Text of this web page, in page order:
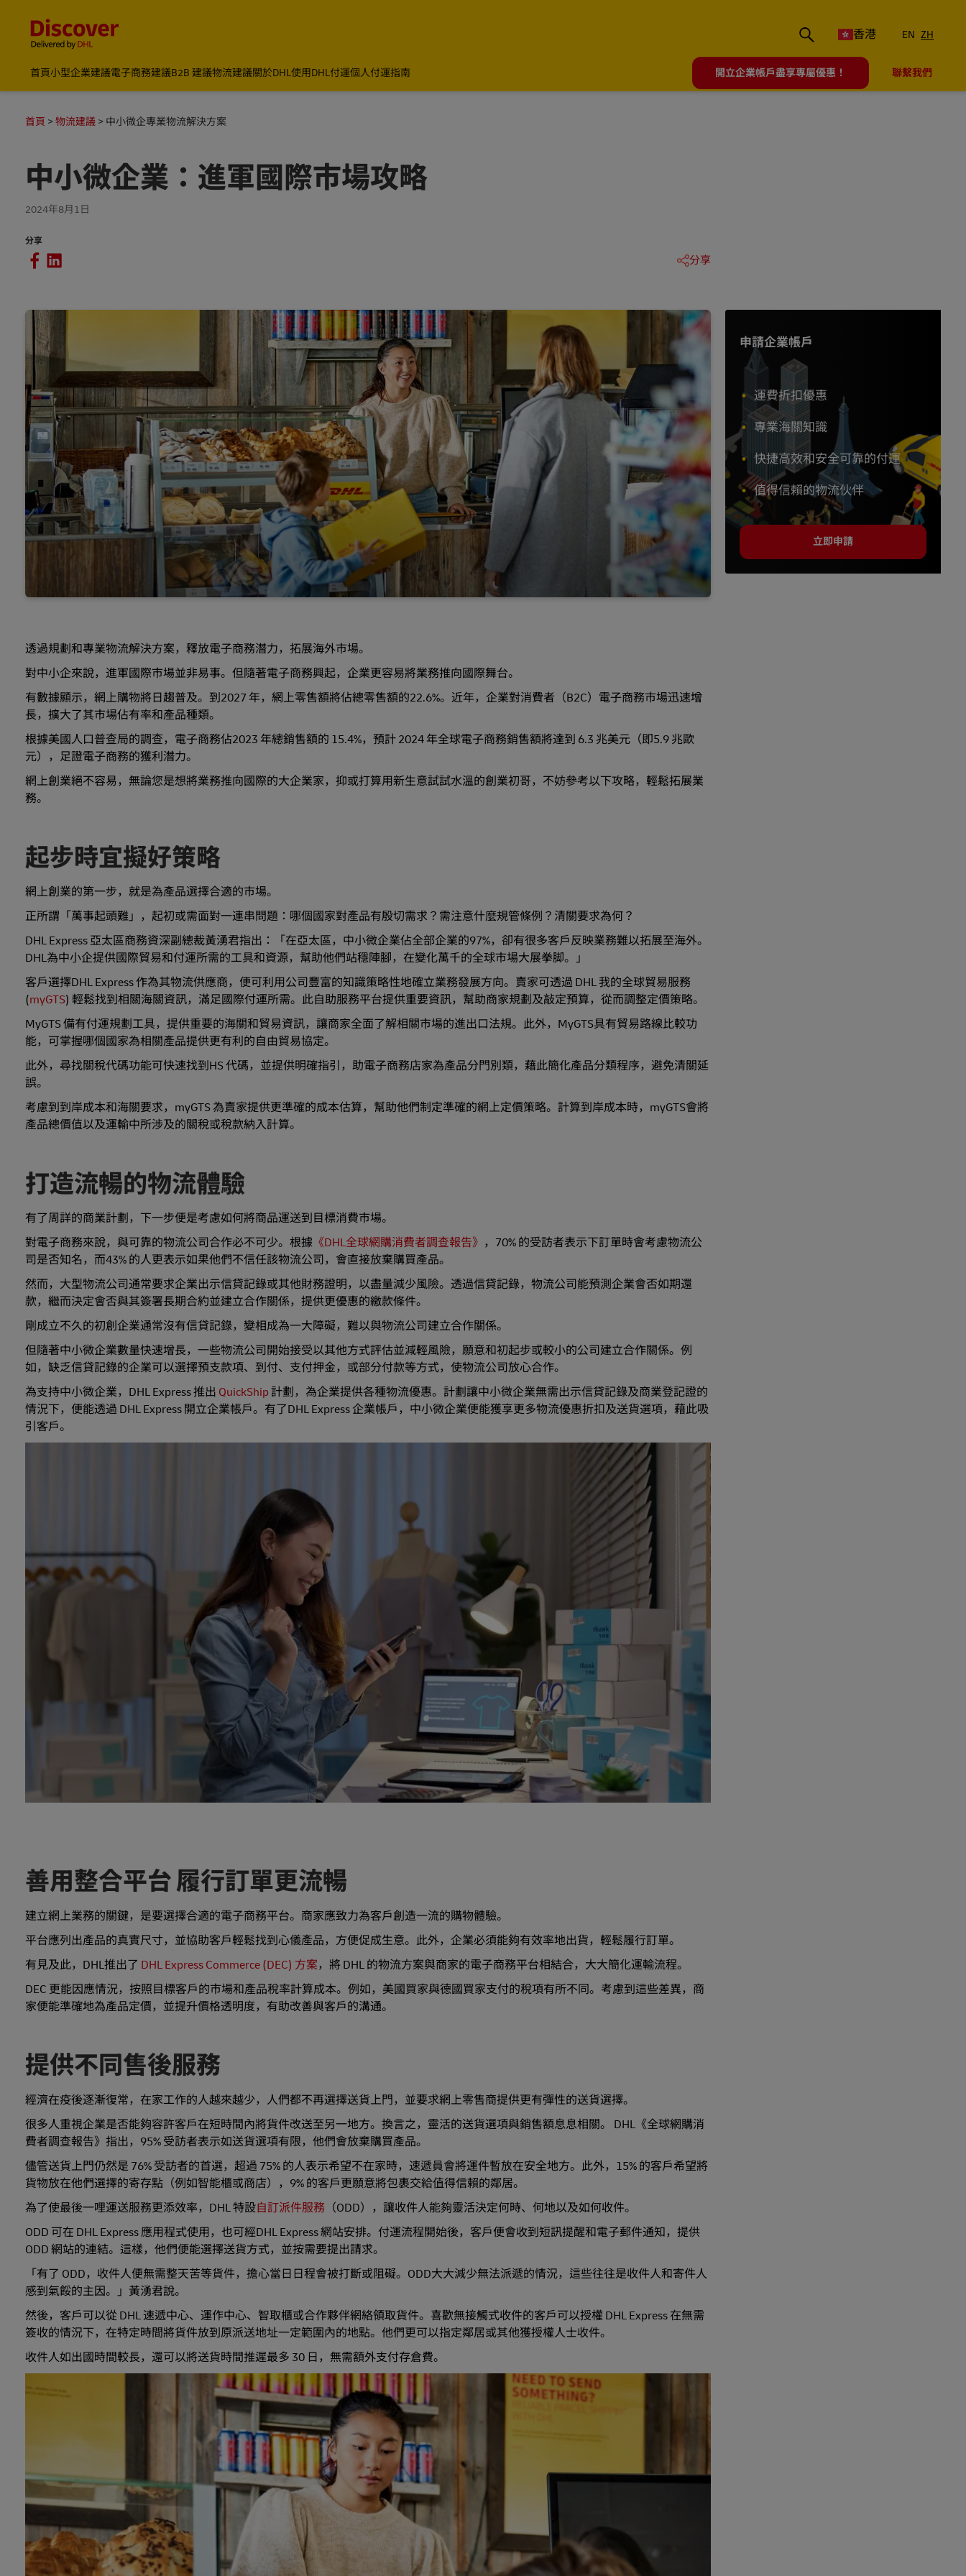
香港
EN ZH
首頁小型企業建議電子商務建議B2B 建議物流建議關於DHL使用DHL付運個人付運指南 開立企業帳戶盡享專屬優惠！ 聯繫我們
首頁 物流建議 中小微企專業物流解決方案
中小微企業：進軍國際市場攻略
2024年8月1日
分享
分享
透過規劃和專業物流解決方案，釋放電子商務潛力，拓展海外市場。
對中小企來說，進軍國際市場並非易事。但隨著電子商務興起，企業更容易將業務推向國際舞台。
有數據顯示，網上購物將日趨普及。到2027 年，網上零售額將佔總零售額的22.6%。近年，企業對消費者（B2C）電子商務市場迅速增
長，擴大了其市場佔有率和產品種類。
根據美國人口普查局的調查，電子商務佔2023 年總銷售額的 15.4%，預計 2024 年全球電子商務銷售額將達到 6.3 兆美元（即5.9 兆歐
元），足證電子商務的獲利潛力。
網上創業絕不容易，無論您是想將業務推向國際的大企業家，抑或打算用新生意試試水溫的創業初哥，不妨參考以下攻略，輕鬆拓展業
務。
起步時宜擬好策略
網上創業的第一步，就是為產品選擇合適的市場。
正所謂「萬事起頭難」，起初或需面對一連串問題：哪個國家對產品有殷切需求？需注意什麼規管條例？清關要求為何？
DHL Express 亞太區商務資深副總裁黃湧君指出：「在亞太區，中小微企業佔全部企業的97%，卻有很多客戶反映業務難以拓展至海外。
DHL為中小企提供國際貿易和付運所需的工具和資源，幫助他們站穩陣腳，在變化萬千的全球市場大展拳脚。」
客戶選擇DHL Express 作為其物流供應商，便可利用公司豐富的知識策略性地確立業務發展方向。賣家可透過 DHL 我的全球貿易服務
(myGTS) 輕鬆找到相關海關資訊，滿足國際付運所需。此自助服務平台提供重要資訊，幫助商家規劃及敲定預算，從而調整定價策略。
MyGTS 備有付運規劃工具，提供重要的海關和貿易資訊，讓商家全面了解相關市場的進出口法規。此外，MyGTS具有貿易路線比較功
能，可掌握哪個國家為相關產品提供更有利的自由貿易協定。
此外，尋找關稅代碼功能可快速找到HS 代碼，並提供明確指引，助電子商務店家為產品分門別類，藉此簡化產品分類程序，避免清關延
誤。
考慮到到岸成本和海關要求，myGTS 為賣家提供更準確的成本估算，幫助他們制定準確的網上定價策略。計算到岸成本時，myGTS會將
產品總價值以及運輸中所涉及的關稅或稅款納入計算。
打造流暢的物流體驗
有了周詳的商業計劃，下一步便是考慮如何將商品運送到目標消費市場。
對電子商務來說，與可靠的物流公司合作必不可少。根據 《DHL全球網購消費者調查報告》 ，70% 的受訪者表示下訂單時會考慮物流公
司是否知名，而43% 的人更表示如果他們不信任該物流公司，會直接放棄購買產品。
然而，大型物流公司通常要求企業出示信貸記錄或其他財務證明，以盡量減少風險。透過信貸記錄，物流公司能預測企業會否如期還
款，繼而決定會否與其簽署長期合約並建立合作關係，提供更優惠的繳款條件。
剛成立不久的初創企業通常沒有信貸記錄，變相成為一大障礙，難以與物流公司建立合作關係。
但隨著中小微企業數量快速增長，一些物流公司開始接受以其他方式評估並減輕風險，願意和初起步或較小的公司建立合作關係。例
如，缺乏信貸記錄的企業可以選擇預支款項、到付、支付押金，或部分付款等方式，使物流公司放心合作。
為支持中小微企業，DHL Express 推出 QuickShip 計劃，為企業提供各種物流優惠。計劃讓中小微企業無需出示信貸記錄及商業登記證的
情況下，便能透過 DHL Express 開立企業帳戶。有了DHL Express 企業帳戶，中小微企業便能獲享更多物流優惠折扣及送貨選項，藉此吸
引客戶。
善用整合平台 履行訂單更流暢
建立網上業務的關鍵，是要選擇合適的電子商務平台。商家應致力為客戶創造一流的購物體驗。
平台應列出產品的真實尺寸，並協助客戶輕鬆找到心儀產品，方便促成生意。此外，企業必須能夠有效率地出貨，輕鬆履行訂單。
有見及此，DHL推出了 DHL Express Commerce (DEC) 方案，將 DHL 的物流方案與商家的電子商務平台相結合，大大簡化運輸流程。
DEC 更能因應情況，按照目標客戶的市場和產品稅率計算成本。例如，美國買家與德國買家支付的稅項有所不同。考慮到這些差異，商
家便能準確地為產品定價，並提升價格透明度，有助改善與客戶的溝通。
提供不同售後服務
經濟在疫後逐漸復常，在家工作的人越來越少，人們都不再選擇送貨上門，並要求網上零售商提供更有彈性的送貨選擇。
很多人重視企業是否能夠容許客戶在短時間內將貨件改送至另一地方。換言之，靈活的送貨選項與銷售額息息相關。 DHL《全球網購消
費者調查報告》指出，95% 受訪者表示如送貨選項有限，他們會放棄購買產品。
儘管送貨上門仍然是 76% 受訪者的首選，超過 75% 的人表示希望不在家時，速遞員會將運件暫放在安全地方。此外，15% 的客戶希望將
貨物放在他們選擇的寄存點（例如智能櫃或商店），9% 的客戶更願意將包裹交給值得信賴的鄰居。
為了使最後一哩運送服務更添效率，DHL 特設自訂派件服務 （ODD），讓收件人能夠靈活決定何時、何地以及如何收件。
ODD 可在 DHL Express 應用程式使用，也可經DHL Express 網站安排。付運流程開始後，客戶便會收到短訊提醒和電子郵件通知，提供
ODD 網站的連結。這樣，他們便能選擇送貨方式，並按需要提出請求。
「有了 ODD，收件人便無需整天苦等貨件，擔心當日日程會被打斷或阻礙。ODD大大減少無法派遞的情況，這些往往是收件人和寄件人
感到氣餒的主因。」黃湧君說。
然後，客戶可以從 DHL 速遞中心、運作中心、智取櫃或合作夥伴網絡領取貨件。喜歡無接觸式收件的客戶可以授權 DHL Express 在無需
簽收的情況下，在特定時間將貨件放到原派送地址一定範圍內的地點。他們更可以指定鄰居或其他獲授權人士收件。
收件人如出國時間較長，還可以將送貨時間推遲最多 30 日，無需額外支付存倉費。
申請企業帳戶
運費折扣優惠
專業海關知識
快捷高效和安全可靠的付運
值得信賴的物流伙伴
立即申請